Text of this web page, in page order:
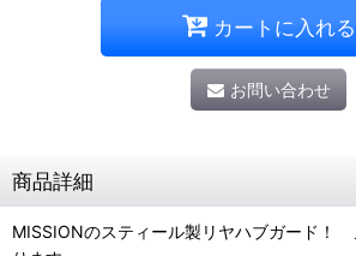
カートに入れる
お問い合わせ
商品詳細
MISSIONのスティール製リヤハブガード！